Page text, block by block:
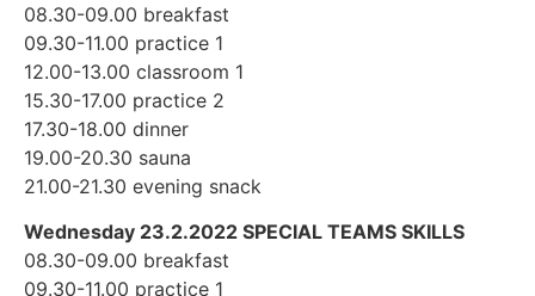
08.30-09.00 breakfast
09.30-11.00 practice 1
12.00-13.00 classroom 1
15.30-17.00 practice 2
17.30-18.00 dinner
19.00-20.30 sauna
21.00-21.30 evening snack
Wednesday 23.2.2022 SPECIAL TEAMS SKILLS
08.30-09.00 breakfast
09.30-11.00 practice 1